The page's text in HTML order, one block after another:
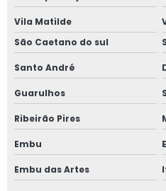
Vila Matilde
São Caetano do sul
Santo André
Guarulhos
Ribeirão Pires
Embu
Embu das Artes